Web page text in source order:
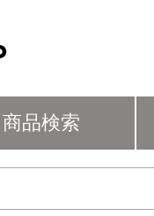
商品検索